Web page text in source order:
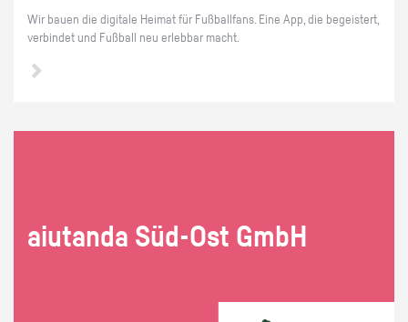
Wir bauen die di­gi­ta­le Hei­mat für Fuß­ball­fans. Eine App, die be­geis­tert,
ver­bin­det und Fuß­ball neu er­leb­bar macht.
ai­utan­da Süd-Ost GmbH